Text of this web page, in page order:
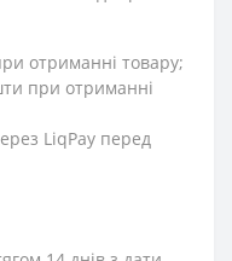
отриманні товару;
при отриманні
LiqPay перед